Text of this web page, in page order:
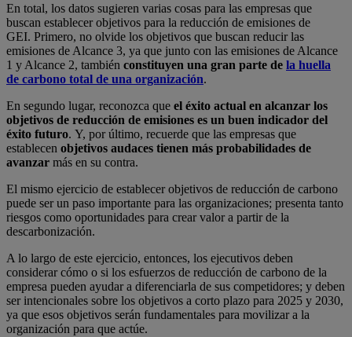
En total, los datos sugieren varias cosas para las empresas que
buscan establecer objetivos para la reducción de emisiones de
GEI. Primero, no olvide los objetivos que buscan reducir las
emisiones de Alcance 3, ya que junto con las emisiones de Alcance
1 y Alcance 2, también constituyen una gran parte de la huella
de carbono total de una organización.
En segundo lugar, reconozca que el éxito actual en alcanzar los
objetivos de reducción de emisiones es un buen indicador del
éxito futuro. Y, por último, recuerde que las empresas que
establecen objetivos audaces tienen más probabilidades de
avanzar más en su contra.
El mismo ejercicio de establecer objetivos de reducción de carbono
puede ser un paso importante para las organizaciones; presenta tanto
riesgos como oportunidades para crear valor a partir de la
descarbonización.
A lo largo de este ejercicio, entonces, los ejecutivos deben
considerar cómo o si los esfuerzos de reducción de carbono de la
empresa pueden ayudar a diferenciarla de sus competidores; y deben
ser intencionales sobre los objetivos a corto plazo para 2025 y 2030,
ya que esos objetivos serán fundamentales para movilizar a la
organización para que actúe.